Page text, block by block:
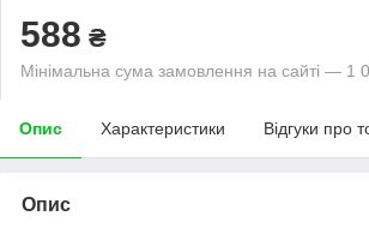
588 ₴
Мінімальна сума замовлення на сайті — 1
Опис Характеристики Відгуки про
Опис